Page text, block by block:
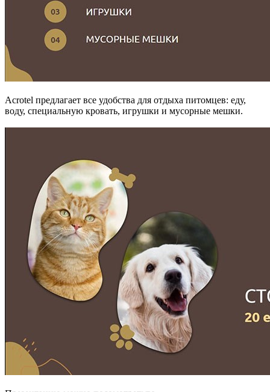
Acrotel предлагает все удобства для отдыха питомцев: еду,
воду, специальную кровать, игрушки и мусорные мешки.